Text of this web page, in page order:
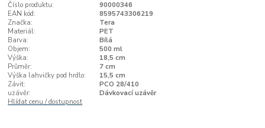
Číslo produktu:
90000346
EAN kód:
8595743306219
Značka:
Tera
Materiál:
PET
Barva:
Bílá
Objem:
500 ml
Výška:
18,5 cm
Průměr:
7 cm
Výška lahvičky pod hrdlo:
15,5 cm
Závit:
PCO 28/410
uzávěr:
Dávkovací uzávěr
Hlídat cenu / dostupnost